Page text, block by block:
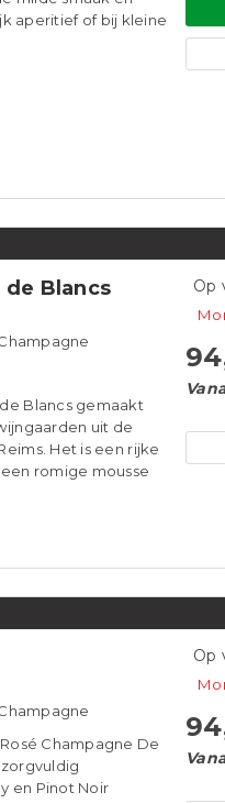
Blancs
Blancs gemaakt
romige mousse
Op
Op